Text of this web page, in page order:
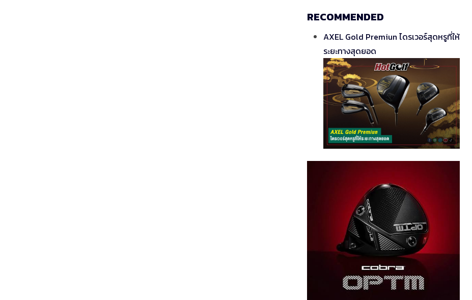
RECOMMENDED
AXEL Gold Premiun ไดรเวอร์สุดหรูที่ให้
ระยะทางสุดยอด